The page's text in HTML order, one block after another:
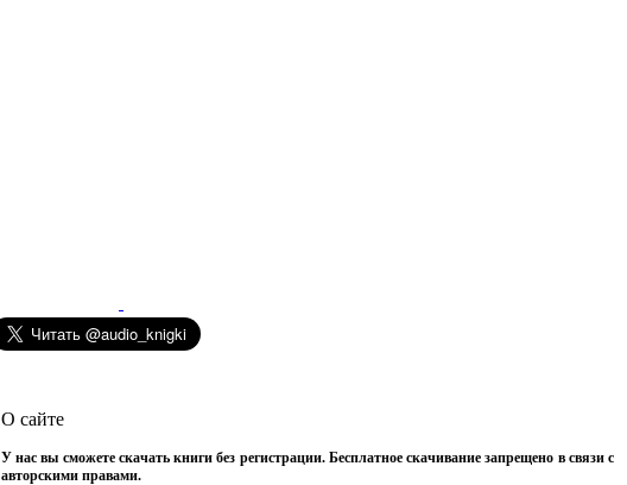
О сайте
У нас вы сможете скачать книги без регистрации. Бесплатное скачивание запрещено в связи с
авторскими правами.